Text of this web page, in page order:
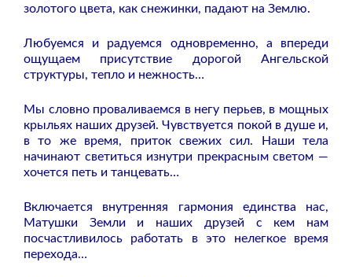
золотого цвета, как снежинки, падают на Землю.
Любуемся и радуемся одновременно, а впереди
ощущаем присутствие дорогой Ангельской
структуры, тепло и нежность…
Мы словно проваливаемся в негу перьев, в мощных
крыльях наших друзей. Чувствуется покой в душе и,
в то же время, приток свежих сил. Наши тела
начинают светиться изнутри прекрасным светом —
хочется петь и танцевать…
Включается внутренняя гармония единства нас,
Матушки Земли и наших друзей с кем нам
посчастливилось работать в это нелегкое время
перехода…